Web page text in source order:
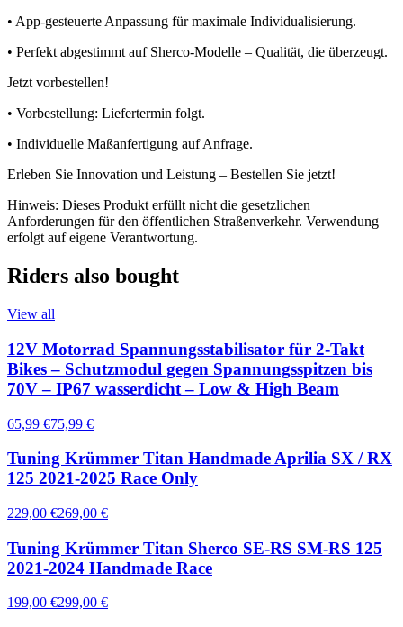
• App-gesteuerte Anpassung für maximale Individualisierung.
• Perfekt abgestimmt auf Sherco-Modelle – Qualität, die überzeugt.
Jetzt vorbestellen!
• Vorbestellung: Liefertermin folgt.
• Individuelle Maßanfertigung auf Anfrage.
Erleben Sie Innovation und Leistung – Bestellen Sie jetzt!
Hinweis: Dieses Produkt erfüllt nicht die gesetzlichen
Anforderungen für den öffentlichen Straßenverkehr. Verwendung
erfolgt auf eigene Verantwortung.
Riders also bought
View all
12V Motorrad Spannungsstabilisator für 2-Takt
Bikes – Schutzmodul gegen Spannungsspitzen bis
70V – IP67 wasserdicht – Low & High Beam
65,99 €75,99 €
Tuning Krümmer Titan Handmade Aprilia SX / RX
125 2021-2025 Race Only
229,00 €269,00 €
Tuning Krümmer Titan Sherco SE-RS SM-RS 125
2021-2024 Handmade Race
199,00 €299,00 €